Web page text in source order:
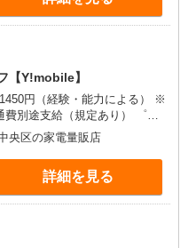
【Y!mobile】
円（経験・能力による） ※
別途支給（規定あり） ゜
・。○。・゜+゜ 入社祝い金10
゜+゜・。○。・゜+゜
央区の家電量販店
詳細を見る